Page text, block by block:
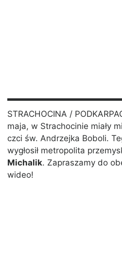
STRACHOCINA /
maja, w Strachocinie miały
czci św. Andrzejka Boboli.
wygłosił metropolita
Michalik. Zapraszamy do
wideo!